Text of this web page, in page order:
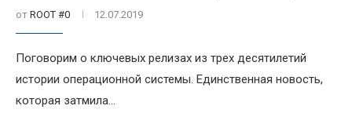
от ROOT #0 12.07.2019
Поговорим о ключевых релизах из трех десятилетий
истории операционной системы. Единственная новость,
которая затмила...